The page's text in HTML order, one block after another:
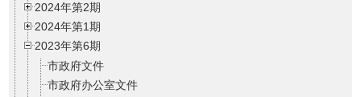
2024年第2期
2024年第1期
2023年第6期
市政府文件
市政府办公室文件